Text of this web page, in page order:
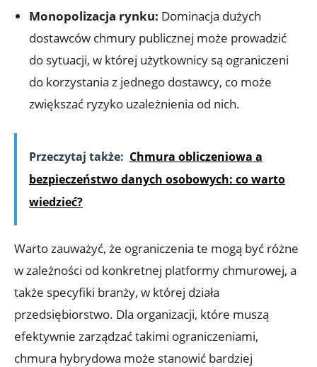
Monopolizacja rynku: Dominacja dużych
dostawców chmury publicznej może prowadzić
do sytuacji, w której użytkownicy⁣ są ograniczeni
do korzystania ⁤z⁢ jednego dostawcy, ⁤co​ może
zwiększać ryzyko uzależnienia od nich.
Przeczytaj także: Chmura obliczeniowa a
bezpieczeństwo danych osobowych: co warto
wiedzieć?
Warto zauważyć, że ograniczenia ​te mogą⁣ być różne
w zależności od konkretnej platformy ⁤chmurowej, a⁣
także specyfiki branży, w której działa
przedsiębiorstwo. ⁢Dla organizacji,‍ które muszą
efektywnie⁣ zarządzać​ takimi ograniczeniami,
chmura​ hybrydowa może stanowić ⁤bardziej